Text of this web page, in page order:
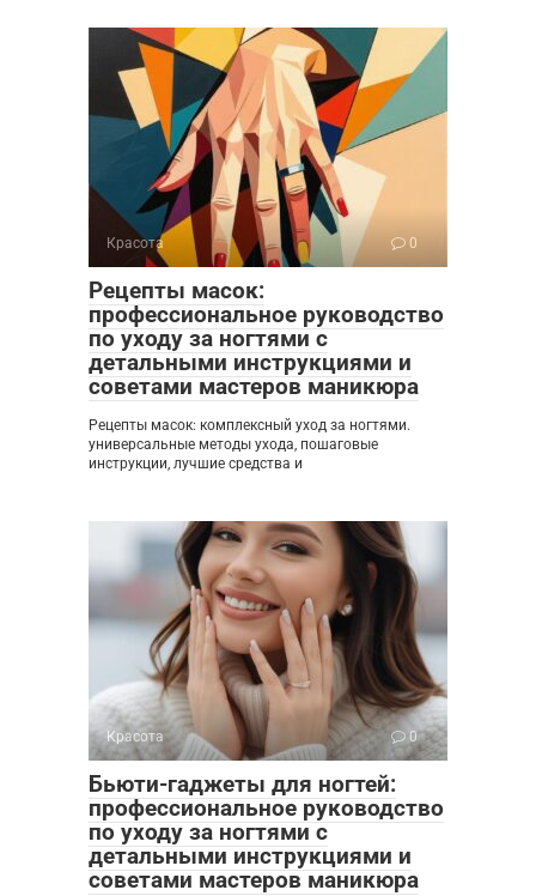
Красота 0
Рецепты масок:
профессиональное руководство
по уходу за ногтями с
детальными инструкциями и
советами мастеров маникюра
Рецепты масок: комплексный уход за ногтями.
универсальные методы ухода, пошаговые
инструкции, лучшие средства и
Красота 0
Бьюти-гаджеты для ногтей:
профессиональное руководство
по уходу за ногтями с
детальными инструкциями и
советами мастеров маникюра